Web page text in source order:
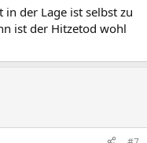
in der Lage ist selbst zu
ist der Hitzetod wohl